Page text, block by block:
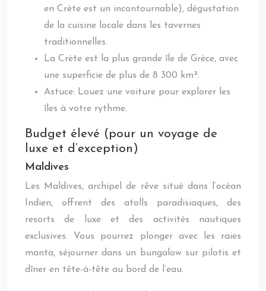
en Crète est un incontournable), dégustation
de la cuisine locale dans les tavernes
traditionnelles.
La Crète est la plus grande île de Grèce, avec
une superficie de plus de 8 300 km².
Astuce: Louez une voiture pour explorer les
îles à votre rythme.
Budget élevé (pour un voyage de
luxe et d’exception)
Maldives
Les Maldives, archipel de rêve situé dans l’océan
Indien, offrent des atolls paradisiaques, des
resorts de luxe et des activités nautiques
exclusives. Vous pourrez plonger avec les raies
manta, séjourner dans un bungalow sur pilotis et
dîner en tête-à-tête au bord de l’eau.